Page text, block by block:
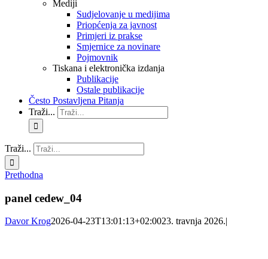
Mediji
Sudjelovanje u medijima
Priopćenja za javnost
Primjeri iz prakse
Smjernice za novinare
Pojmovnik
Tiskana i elektronička izdanja
Publikacije
Ostale publikacije
Često Postavljena Pitanja
Traži...
Traži...
Prethodna
panel cedew_04
Davor Krog2026-04-23T13:01:13+02:0023. travnja 2026.|